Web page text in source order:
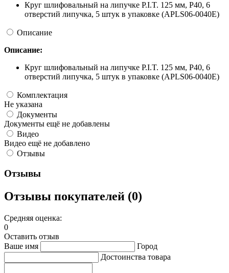
Круг шлифовальный на липучке P.I.T. 125 мм, P40, 6
отверстий липучка, 5 штук в упаковке (APLS06-0040E)
Описание
Описание:
Круг шлифовальный на липучке P.I.T. 125 мм, P40, 6
отверстий липучка, 5 штук в упаковке (APLS06-0040E)
Комплектация
Не указана
Документы
Документы ещё не добавлены
Видео
Видео ещё не добавлено
Отзывы
Отзывы
Отзывы покупателей (0)
Средняя оценка:
0
Оставить отзыв
Ваше имя
Город
Достоинства товара